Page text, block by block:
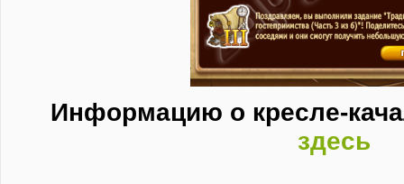
Информацию о кресле-
здесь